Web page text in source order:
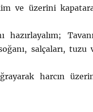
ve üzerini
salçaları, tuzu
harcın